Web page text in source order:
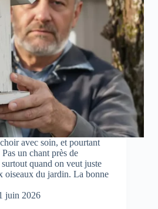
avec soin, et pourtant
un chant près de
surtout quand on veut juste
oiseaux du jardin. La bonne
juin 2026